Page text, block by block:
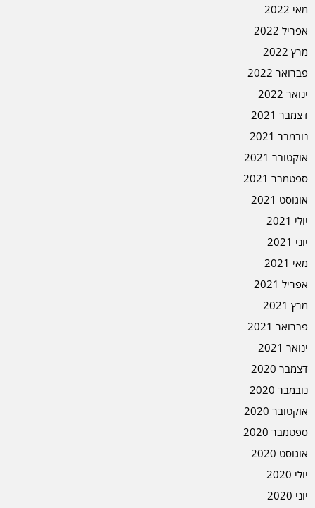
מאי 2022
אפריל 2022
מרץ 2022
פברואר 2022
ינואר 2022
דצמבר 2021
נובמבר 2021
אוקטובר 2021
ספטמבר 2021
אוגוסט 2021
יולי 2021
יוני 2021
מאי 2021
אפריל 2021
מרץ 2021
פברואר 2021
ינואר 2021
דצמבר 2020
נובמבר 2020
אוקטובר 2020
ספטמבר 2020
אוגוסט 2020
יולי 2020
יוני 2020